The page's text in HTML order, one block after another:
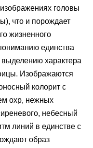
головы
что и порождает
жизненного
единства
характера
Изображаются
колорит с
охр, нежных
небесный
линий в единстве с
образ